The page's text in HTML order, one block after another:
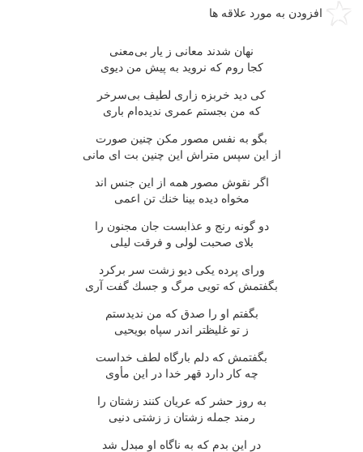
افزودن به مورد علاقه ها
نهان شدند معانی ز یار بی‌معنی
كجا روم كه نروید به پیش من دیوی
كی دید خربزه زاری لطیف بی‌سرخر
كه من بجستم عمری ندیده‌ام باری
بگو به نفس مصور مكن چنین صورت
از این سپس متراش این چنین بت ای مانی
اگر نقوش مصور همه از این جنس اند
مخواه دیده بینا خنك تن اعمی
دو گونه رنج و عذابست جان مجنون را
بلای صحبت لولی و فرقت لیلی
ورای پرده یكی دیو زشت سر بركرد
بگفتمش كه تویی مرگ و جسك گفت آری
بگفتم او را صدق كه من ندیدستم
ز تو غلیظتر اندر سپاه بویحیی
بگفتمش كه دلم بارگاه لطف خداست
چه كار دارد قهر خدا در این مأوی
به روز حشر كه عریان كنند زشتان را
رمند جمله زشتان ز زشتی دنیی
در این بدم كه به ناگاه او مبدل شد